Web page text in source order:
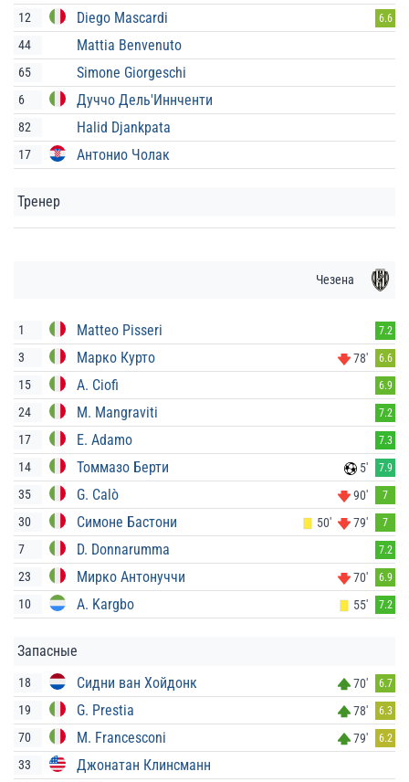
12 Diego Mascardi 6.6
44 Mattia Benvenuto
65 Simone Giorgeschi
6 Дуччо Дель'Иннченти
82 Halid Djankpata
17 Антонио Чолак
Тренер
Чезена
1 Matteo Pisseri 7.2
3 Марко Курто 78' 6.6
15 A. Ciofi 6.9
24 M. Mangraviti 7.2
17 E. Adamo 7.3
14 Томмазо Берти 5' 7.9
35 G. Calò 90' 7
30 Симоне Бастони 50' 79' 7
7 D. Donnarumma 7.2
23 Мирко Антонуччи 70' 6.9
10 A. Kargbo 55' 7.2
Запасные
18 Сидни ван Хойдонк 70' 6.7
19 G. Prestia 78' 6.3
70 M. Francesconi 79' 6.2
33 Джонатан Клинсманн